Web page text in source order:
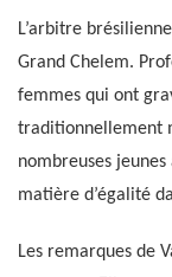
L’arbitre
Grand Chelem.
femmes qui ont
traditionnellement
nombreuses
matière d’égalité
Les remarques de